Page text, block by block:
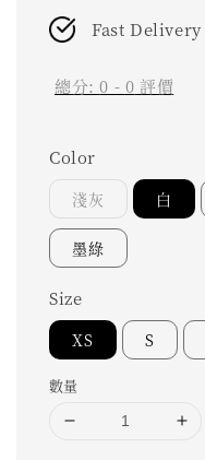
Fast Delivery
總分:0 - 0 評價
Color
淺灰 白
墨綠
Size
XS S
數量